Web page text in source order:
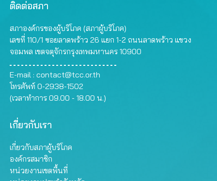
ติดต่อสภา
สภาองค์กรของผู้บริโภค (สภาผู้บริโภค)
เลขที่ 110/1 ซอยลาดพร้าว 26 แยก 1-2 ถนนลาดพร้าว แขวง
จอมพล เขตจตุจักรกรุงเทพมหานคร 10900
E-mail : contact@tcc.or.th
โทรศัพท์ 0-2938-1502
(เวลาทำการ 09.00 - 18.00 น.)
เกี่ยวกับเรา
เกี่ยวกับสภาผู้บริโภค
องค์กรสมาชิก
หน่วยงานเขตพื้นที่